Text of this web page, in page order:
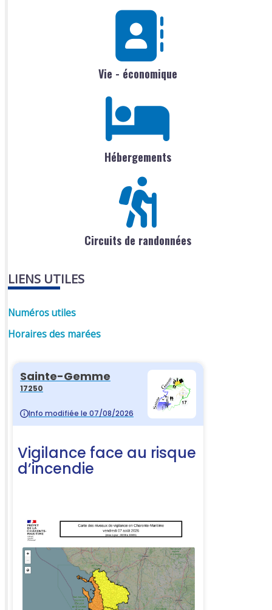
Vie - économique
Hébergements
Circuits de randonnées
LIENS UTILES
Numéros utiles
Horaires des marées